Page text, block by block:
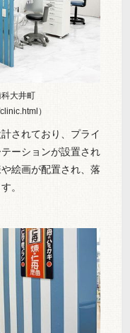
大井町
）
されており、プライ
ーションが設置され
絵画が配置され、落
。